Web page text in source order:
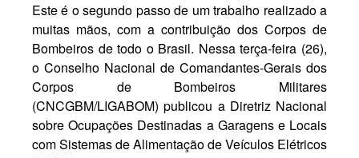
Este é o segundo passo de um trabalho realizado a
muitas mãos, com a contribuição dos Corpos de
Bombeiros de todo o Brasil. Nessa terça-feira (26),
o Conselho Nacional de Comandantes-Gerais dos
Corpos de Bombeiros Militares
(CNCGBM/LIGABOM) publicou a Diretriz Nacional
sobre Ocupações Destinadas a Garagens e Locais
com Sistemas de Alimentação de Veículos Elétricos